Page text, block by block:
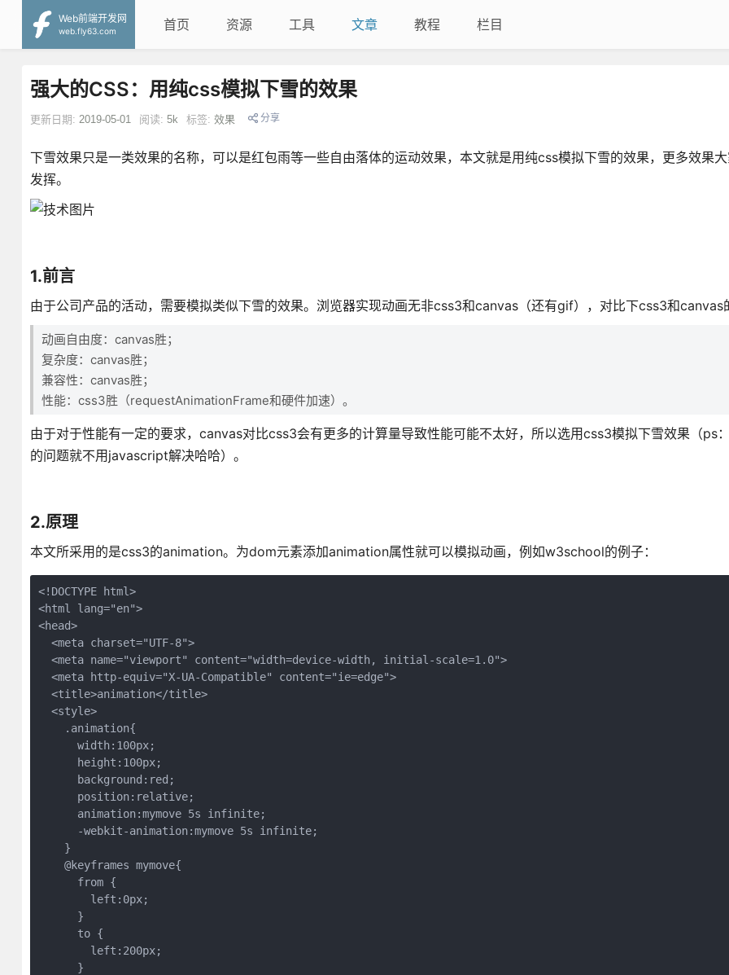
Web前端开发网
web.fly63.com
首页 资源 工具 文章 教程 栏目
强大的CSS：用纯css模拟下雪的效果
更新日期: 2019-05-01 阅读: 5k 标签: 效果 分享
下雪效果只是一类效果的名称，可以是红包雨等一些自由落体的运动效果，本文就是用纯css模拟下雪的效果，更多效果
发挥。
1.前言
由于公司产品的活动，需要模拟类似下雪的效果。浏览器实现动画无非css3和canvas（还有gif），对比下css3和canvas
动画自由度：canvas胜；
复杂度：canvas胜；
兼容性：canvas胜；
性能：css3胜（requestAnimationFrame和硬件加速）。
由于对于性能有一定的要求，canvas对比css3会有更多的计算量导致性能可能不太好，所以选用css3模拟下雪效果（ps
的问题就不用javascript解决哈哈）。
2.原理
本文所采用的是css3的animation。为dom元素添加animation属性就可以模拟动画，例如w3school的例子：
<!DOCTYPE html>
<html lang="en">
<head>
  <meta charset="UTF-8">
  <meta name="viewport" content="width=device-width, initial-scale=1.0">
  <meta http-equiv="X-UA-Compatible" content="ie=edge">
  <title>animation</title>
  <style>
    .animation{
      width:100px;
      height:100px;
      background:red;
      position:relative;
      animation:mymove 5s infinite;
      -webkit-animation:mymove 5s infinite;
    }
    @keyframes mymove{
      from {
        left:0px;
      }
      to {
        left:200px;
      }